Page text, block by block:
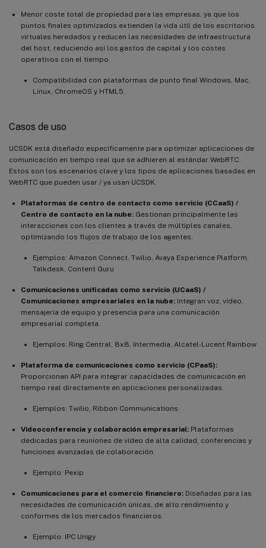
Menor coste total de propiedad para las empresas, ya que los
puntos finales optimizados extienden la vida útil de los escritorios
virtuales heredados y reducen las necesidades de infraestructura
del host, reduciendo así los gastos de capital y los costes
operativos con el tiempo.
Compatibilidad con plataformas de punto final Windows, Mac,
Linux, ChromeOS y HTML5.
Casos de uso
UCSDK está diseñado específicamente para optimizar aplicaciones de
comunicación en tiempo real que se adhieren al estándar WebRTC.
Estos son los escenarios clave y los tipos de aplicaciones basadas en
WebRTC que pueden usar / ya usan UCSDK.
Plataformas de centro de contacto como servicio (CCaaS) /
Centro de contacto en la nube: Gestionan principalmente las
interacciones con los clientes a través de múltiples canales,
optimizando los flujos de trabajo de los agentes.
Ejemplos: Amazon Connect, Twilio, Avaya Experience Platform,
Talkdesk, Content Guru
Comunicaciones unificadas como servicio (UCaaS) /
Comunicaciones empresariales en la nube: Integran voz, vídeo,
mensajería de equipo y presencia para una comunicación
empresarial completa.
Ejemplos: Ring Central, 8x8, Intermedia, Alcatel-Lucent Rainbow
Plataforma de comunicaciones como servicio (CPaaS):
Proporcionan API para integrar capacidades de comunicación en
tiempo real directamente en aplicaciones personalizadas.
Ejemplos: Twilio, Ribbon Communications
Videoconferencia y colaboración empresarial: Plataformas
dedicadas para reuniones de vídeo de alta calidad, conferencias y
funciones avanzadas de colaboración.
Ejemplo: Pexip
Comunicaciones para el comercio financiero: Diseñadas para las
necesidades de comunicación únicas, de alto rendimiento y
conformes de los mercados financieros.
Ejemplo: IPC Unigy